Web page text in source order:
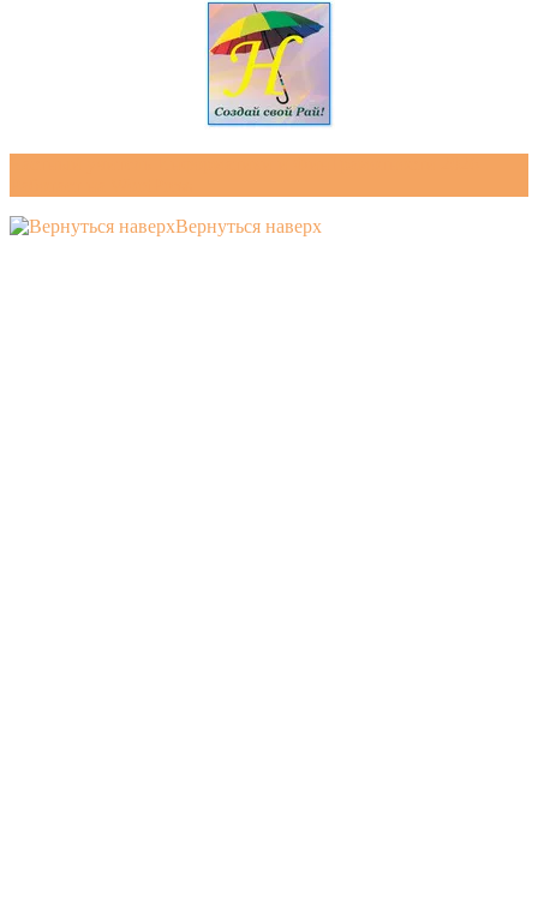
Вернуться наверх